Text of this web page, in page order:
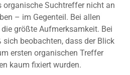
organische Suchtreffer nicht an
– im Gegenteil. Bei allen
größte Aufmerksamkeit. Bei
sich beobachten, dass der Blick
ersten organischen Treffer
kaum fixiert wurden.